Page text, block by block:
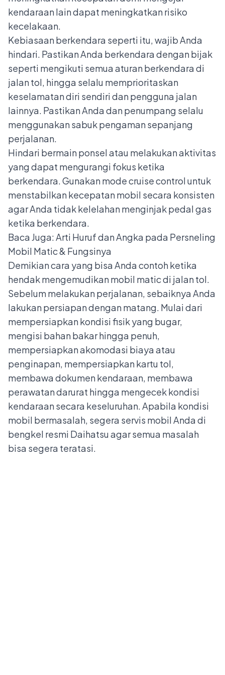
kendaraan lain dapat meningkatkan risiko
kecelakaan.
Kebiasaan berkendara seperti itu, wajib Anda
hindari. Pastikan Anda berkendara dengan bijak
seperti mengikuti semua aturan berkendara di
jalan tol, hingga selalu memprioritaskan
keselamatan diri sendiri dan pengguna jalan
lainnya. Pastikan Anda dan penumpang selalu
menggunakan sabuk pengaman sepanjang
perjalanan.
Hindari bermain ponsel atau melakukan aktivitas
yang dapat mengurangi fokus ketika
berkendara. Gunakan mode cruise control untuk
menstabilkan kecepatan mobil secara konsisten
agar Anda tidak kelelahan menginjak pedal gas
ketika berkendara.
Baca Juga:Arti Huruf dan Angka pada Persneling
Mobil Matic & Fungsinya
Demikian cara yang bisa Anda contoh ketika
hendak mengemudikan mobil matic di jalan tol.
Sebelum melakukan perjalanan, sebaiknya Anda
lakukan persiapan dengan matang. Mulai dari
mempersiapkan kondisi fisik yang bugar,
mengisi bahan bakar hingga penuh,
mempersiapkan akomodasi biaya atau
penginapan, mempersiapkan kartu tol,
membawa dokumen kendaraan, membawa
perawatan darurat hingga mengecek kondisi
kendaraan secara keseluruhan. Apabila kondisi
mobil bermasalah, segera servis mobil Anda di
bengkel resmi Daihatsu agar semua masalah
bisa segera teratasi.